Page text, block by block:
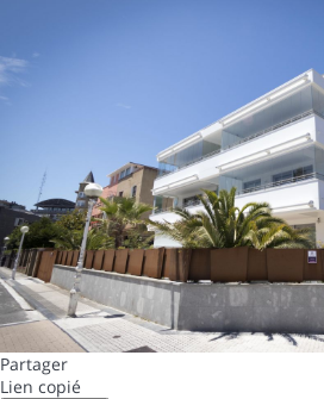
Partager
Lien copié